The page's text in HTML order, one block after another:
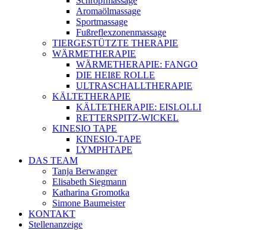
Aromaölmassage
Sportmassage
Fußreflexzonenmassage
TIERGESTÜTZTE THERAPIE
WÄRMETHERAPIE
WÄRMETHERAPIE: FANGO
DIE HEIßE ROLLE
ULTRASCHALLTHERAPIE
KÄLTETHERAPIE
KÄLTETHERAPIE: EISLOLLI
RETTERSPITZ-WICKEL
KINESIO TAPE
KINESIO-TAPE
LYMPHTAPE
DAS TEAM
Tanja Berwanger
Elisabeth Siegmann
Katharina Gromotka
Simone Baumeister
KONTAKT
Stellenanzeige